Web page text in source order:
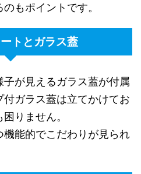
もポイントです。
トとガラス蓋
が見えるガラス蓋が付属
付ガラス蓋は立てかけてお
りません。
能的でこだわりが見られ